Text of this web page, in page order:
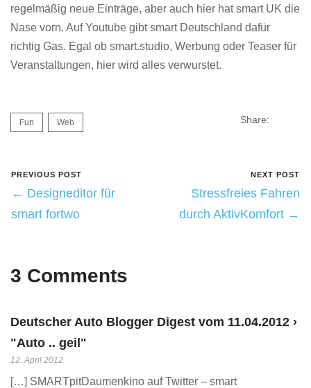
regelmäßig neue Einträge, aber auch hier hat smart UK die
Nase vorn. Auf Youtube gibt smart Deutschland dafür
richtig Gas. Egal ob smart.studio, Werbung oder Teaser für
Veranstaltungen, hier wird alles verwurstet.
Fun Web Share:
PREVIOUS POST
← Designeditor für
smart fortwo
NEXT POST
Stressfreies Fahren
durch AktivKomfort →
3 Comments
Deutscher Auto Blogger Digest vom 11.04.2012 ›
"Auto .. geil"
12. April 2012
[…] SMARTpitDaumenkino auf Twitter – smart